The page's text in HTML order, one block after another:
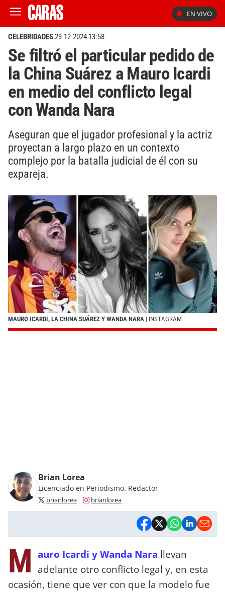
EN VIVO
CELEBRIDADES23-12-2024 13:58
Se filtró el particular pedido de
la China Suárez a Mauro Icardi
en medio del conflicto legal
con Wanda Nara
Aseguran que el jugador profesional y la actriz
proyectan a largo plazo en un contexto
complejo por la batalla judicial de él con su
expareja.
MAURO ICARDI, LA CHINA SUÁREZ Y WANDA NARA | INSTAGRAM
Brian Lorea
Licenciado en Periodismo. Redactor
brianlorea brianlorea
M auro Icardi y Wanda Nara llevan
adelante otro conflicto legal y, en esta
ocasión, tiene que ver con que la modelo fue